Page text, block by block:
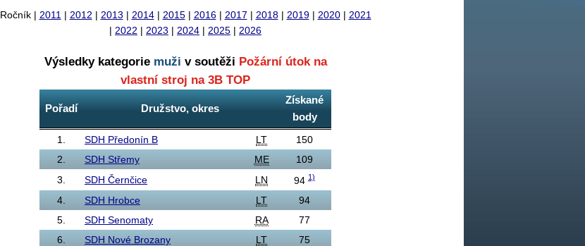
Ročník | 2011 | 2012 | 2013 | 2014| 2015| 2016| 2017 | 2018| 2019| 2020| 2021
| 2022 | 2023 | 2024 | 2025 | 2026
Výsledky kategorie muži v soutěži Požární útok na
vlastní stroj na 3B TOP
Pořadí Družstvo, okres
Získané
body
1. SDH Předonín B LT
150
2.
SDH Střemy ME
109
3.
SDH Černčice LN 94 1)
4. SDH Hrobce LT
94
5.
SDH Senomaty RA
77
6.
SDH Nové Brozany LT
75